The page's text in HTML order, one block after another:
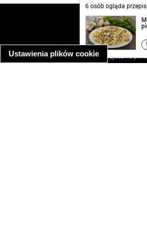
Ustawienia plików cookie
6 osób ogląda przepis:
kontakt
regulamin
informacja o
informacja o wykorzystaniu